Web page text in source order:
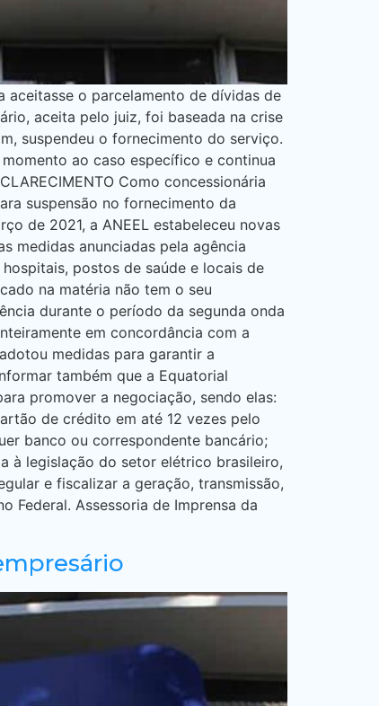
aceitasse o parcelamento de dívidas de
aceita pelo juiz, foi baseada na crise
suspendeu o fornecimento do serviço.
ao caso específico e continua
Como concessionária
suspensão no fornecimento da
de 2021, a ANEEL estabeleceu novas
medidas anunciadas pela agência
postos de saúde e locais de
na matéria não tem o seu
durante o período da segunda onda
em concordância com a
medidas para garantir a
também que a Equatorial
promover a negociação, sendo elas:
de crédito em até 12 vezes pelo
banco ou correspondente bancário;
à legislação do setor elétrico brasileiro,
e fiscalizar a geração, transmissão,
Federal. Assessoria de Imprensa da